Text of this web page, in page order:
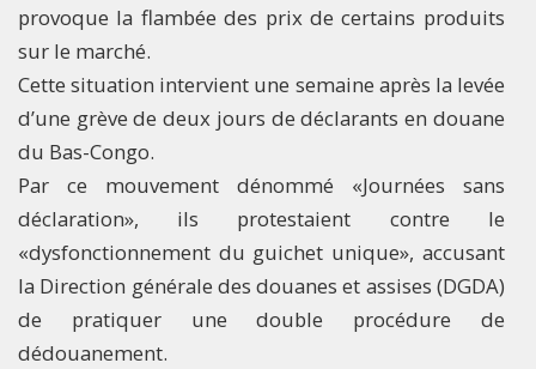
provoque la flambée des prix de certains produits
sur le marché.
Cette situation intervient une semaine après la levée
d’une grève de deux jours de déclarants en douane
du Bas-Congo.
Par ce mouvement dénommé «Journées sans
déclaration», ils protestaient contre le
«dysfonctionnement du guichet unique», accusant
la Direction générale des douanes et assises (DGDA)
de pratiquer une double procédure de
dédouanement.